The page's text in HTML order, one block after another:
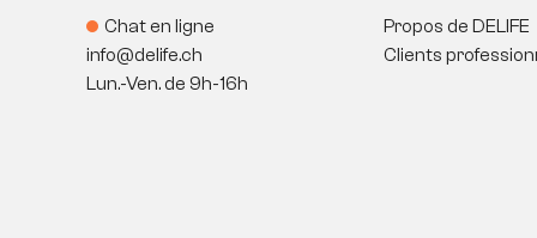
Chat en ligne
info@delife.ch
Lun.-Ven. de 9h-16h
Propos de DELIFE
Clients